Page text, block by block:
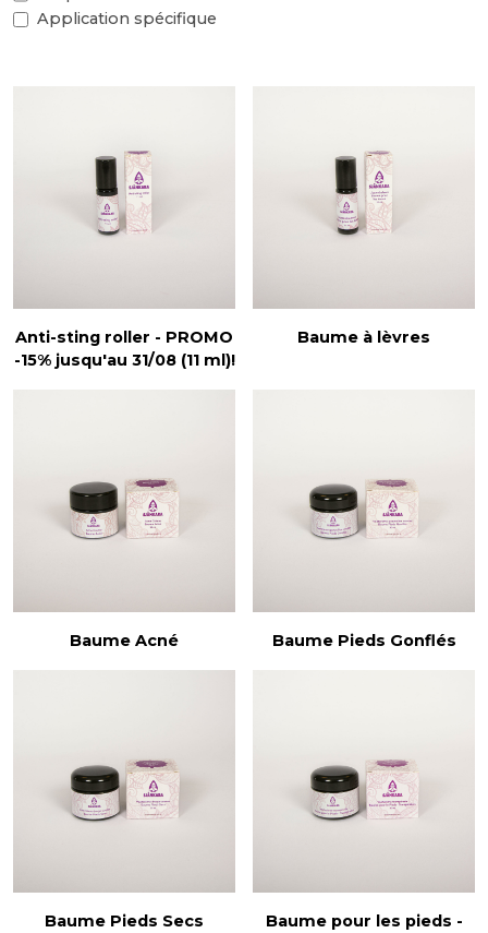
Application spécifique
Anti-sting roller - PROMO
-15% jusqu'au 31/08 (11 ml)!
Baume à lèvres
Baume Acné Baume Pieds Gonflés
Baume Pieds Secs
Baume pour les pieds -